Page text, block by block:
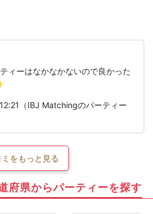
ィーはなかなかないので良かった
（IBJ Matchingのパーティー
ミをもっと見る
県からパーティーを探す